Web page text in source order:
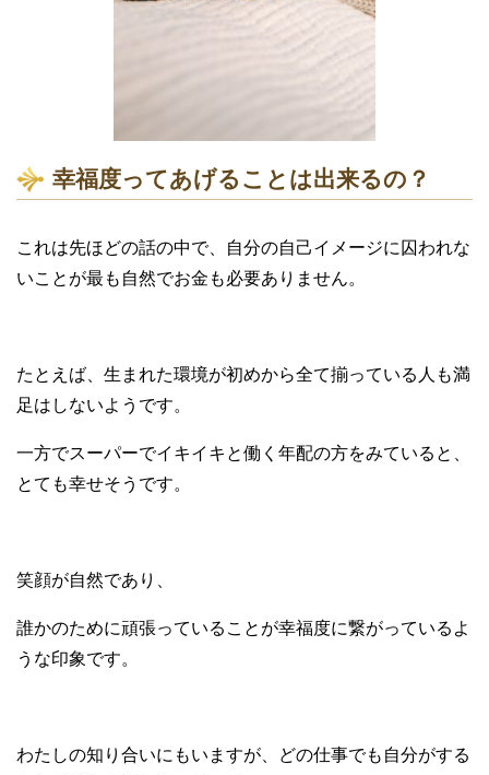
幸福度ってあげることは出来るの？
これは先ほどの話の中で、自分の自己イメージに囚われな
いことが最も自然でお金も必要ありません。
たとえば、生まれた環境が初めから全て揃っている人も満
足はしないようです。
一方でスーパーでイキイキと働く年配の方をみていると、
とても幸せそうです。
笑顔が自然であり、
誰かのために頑張っていることが幸福度に繋がっているよ
うな印象です。
わたしの知り合いにもいますが、どの仕事でも自分がする